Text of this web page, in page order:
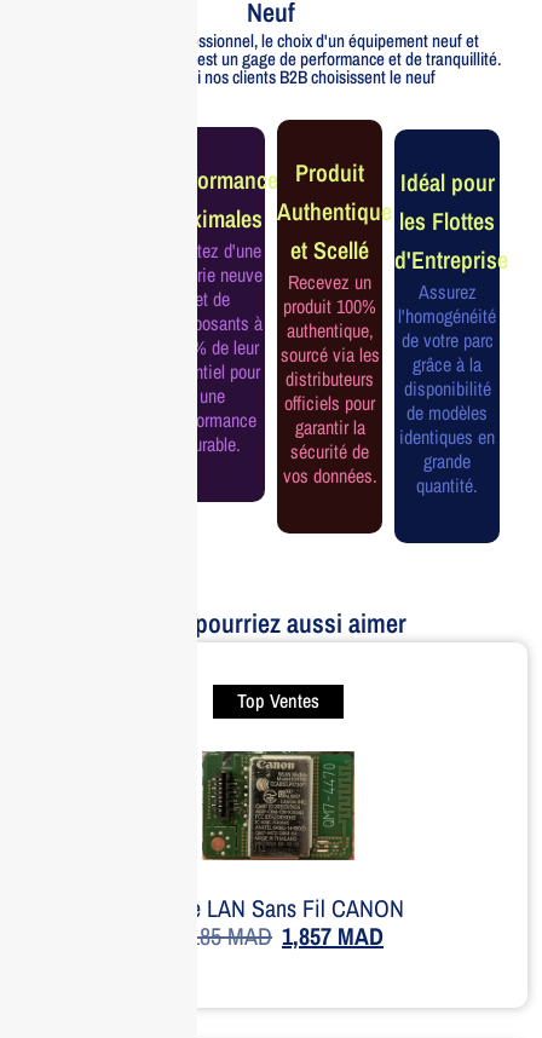
Neuf
Pour un usage professionnel, le choix d'un équipement neuf et
officiellement distribué est un gage de performance et de tranquillité.
Voici pourquoi nos clients B2B choisissent le neuf
Performance
Maximales
Profitez d'une
batterie neuve
et de
composants à
100% de leur
potentiel pour
une
performance
durable.
Produit
Authentique
et Scellé
Recevez un
produit 100%
authentique,
sourcé via les
distributeurs
officiels pour
garantir la
sécurité de
vos données.
Idéal pour
les Flottes
d'Entreprise
Assurez
l'homogénéité
de votre parc
grâce à la
disponibilité
de modèles
identiques en
grande
quantité.
Vous pourriez aussi aimer
Top Ventes
Carte LAN Sans Fil CANON
2,185MAD 1,857 MAD